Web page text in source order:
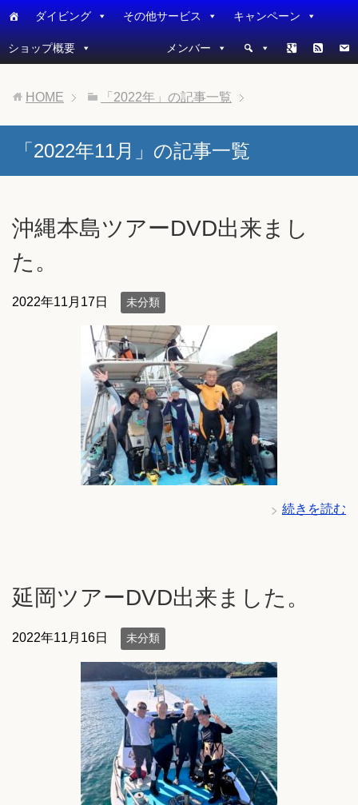
ダイビング その他サービス キャンペーン
ショップ概要 メンバー
HOME 「2022年」の記事一覧
「2022年11月」の記事一覧
沖縄本島ツアーDVD出来まし
た。
2022年11月17日 未分類
続きを読む
延岡ツアーDVD出来ました。
2022年11月16日 未分類